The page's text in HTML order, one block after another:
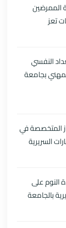
تعز
النفسي
بجامعة
المتخصصة في
السريرية
النوم على
بالجامعة